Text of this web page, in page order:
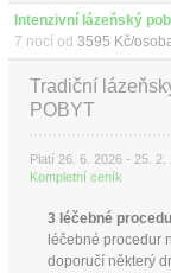
7 nocí od 3595 Kč/
Tradiční
POBYT
Platí 26. 6. 2026 - 25. 2.
Kompletní ceník
3 léčebné
léčebné procedur
doporučí některý